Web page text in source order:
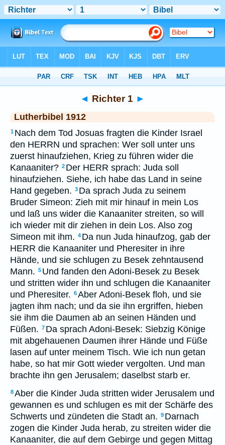
◄ Richter 1 ►
Lutherbibel 1912
1 Nach dem Tod Josuas fragten die Kinder Israel
den HERRN und sprachen: Wer soll unter uns
zuerst hinaufziehen, Krieg zu führen wider die
Kanaaniter? 2 Der HERR sprach: Juda soll
hinaufziehen. Siehe, ich habe das Land in seine
Hand gegeben. 3 Da sprach Juda zu seinem
Bruder Simeon: Zieh mit mir hinauf in mein Los
und laß uns wider die Kanaaniter streiten, so will
ich wieder mit dir ziehen in dein Los. Also zog
Simeon mit ihm. 4 Da nun Juda hinaufzog, gab der
HERR die Kanaaniter und Pheresiter in ihre
Hände, und sie schlugen zu Besek zehntausend
Mann. 5 Und fanden den Adoni-Besek zu Besek
und stritten wider ihn und schlugen die Kanaaniter
und Pheresiter. 6Aber Adoni-Besek floh, und sie
jagten ihm nach; und da sie ihn ergriffen, hieben
sie ihm die Daumen ab an seinen Händen und
Füßen. 7 Da sprach Adoni-Besek: Siebzig Könige
mit abgehauenen Daumen ihrer Hände und Füße
lasen auf unter meinem Tisch. Wie ich nun getan
habe, so hat mir Gott wieder vergolten. Und man
brachte ihn gen Jerusalem; daselbst starb er.
8Aber die Kinder Juda stritten wider Jerusalem und
gewannen es und schlugen es mit der Schärfe des
Schwerts und zündeten die Stadt an. 9 Darnach
zogen die Kinder Juda herab, zu streiten wider die
Kanaaniter, die auf dem Gebirge und gegen Mittag